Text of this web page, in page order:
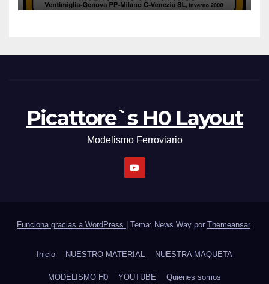
Picattore`s H0 Layout
Modelismo Ferroviario
Funciona gracias a WordPress Tema: News Way por Themeansar.
Inicio NUESTRO MATERIAL NUESTRA MAQUETA
MODELISMO H0 YOUTUBE Quienes somos